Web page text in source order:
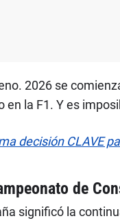
2026 se
en la F1. Y es
decisión CLAVE
de
significó la